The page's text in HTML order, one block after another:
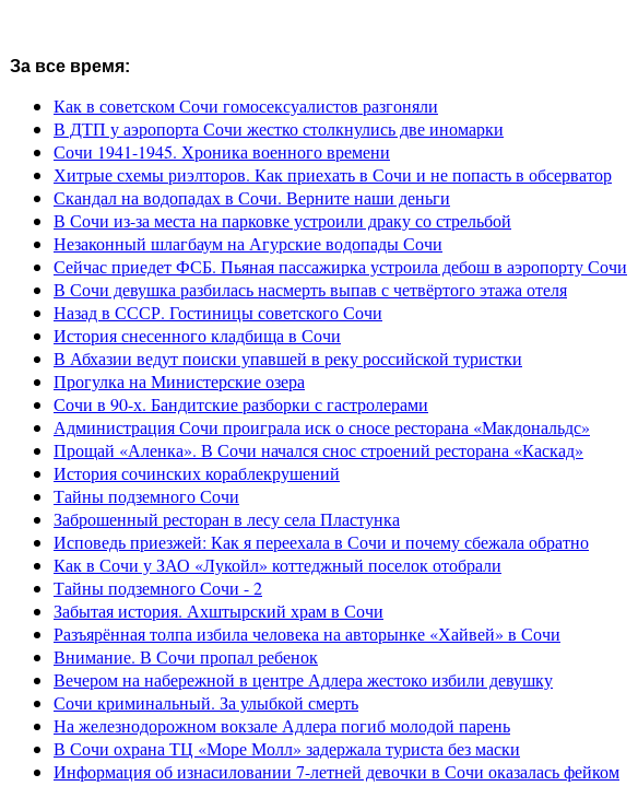
За все время:
Как в советском Сочи гомосексуалистов разгоняли
В ДТП у аэропорта Сочи жестко столкнулись две иномарки
Сочи 1941-1945. Хроника военного времени
Хитрые схемы риэлторов. Как приехать в Сочи и не попасть в обсерватор
Скандал на водопадах в Сочи. Верните наши деньги
В Сочи из-за места на парковке устроили драку со стрельбой
Незаконный шлагбаум на Агурские водопады Сочи
Сейчас приедет ФСБ. Пьяная пассажирка устроила дебош в аэропорту Сочи
В Сочи девушка разбилась насмерть выпав с четвёртого этажа отеля
Назад в СССР. Гостиницы советского Сочи
История снесенного кладбища в Сочи
В Абхазии ведут поиски упавшей в реку российской туристки
Прогулка на Министерские озера
Сочи в 90-х. Бандитские разборки с гастролерами
Администрация Сочи проиграла иск о сносе ресторана «Макдональдс»
Прощай «Аленка». В Сочи начался снос строений ресторана «Каскад»
История сочинских кораблекрушений
Тайны подземного Сочи
Заброшенный ресторан в лесу села Пластунка
Исповедь приезжей: Как я переехала в Сочи и почему сбежала обратно
Как в Сочи у ЗАО «Лукойл» коттеджный поселок отобрали
Тайны подземного Сочи - 2
Забытая история. Ахштырский храм в Сочи
Разъярённая толпа избила человека на авторынке «Хайвей» в Сочи
Внимание. В Сочи пропал ребенок
Вечером на набережной в центре Адлера жестоко избили девушку
Сочи криминальный. За улыбкой смерть
На железнодорожном вокзале Адлера погиб молодой парень
В Сочи охрана ТЦ «Море Молл» задержала туриста без маски
Информация об изнасиловании 7-летней девочки в Сочи оказалась фейком